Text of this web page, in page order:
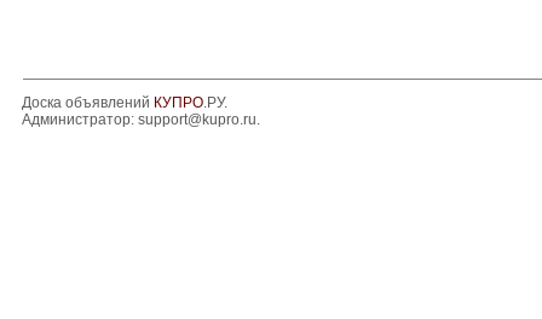
Доска объявлений КУПРО.РУ.
Администратор: support@kupro.ru.